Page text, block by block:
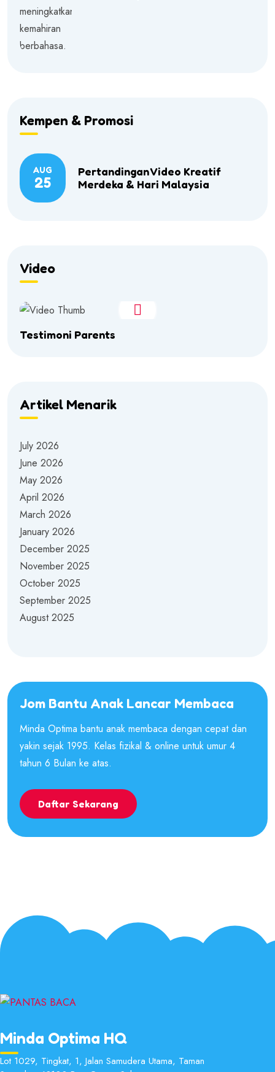
Kempen & Promosi
AUG
25
Pertandingan Video Kreatif
Merdeka & Hari Malaysia
Video
Testimoni Parents
Artikel Menarik
July 2026
June 2026
May 2026
April 2026
March 2026
January 2026
December 2025
November 2025
October 2025
September 2025
August 2025
Jom Bantu Anak Lancar Membaca
Minda Optima bantu anak membaca dengan cepat dan
yakin sejak 1995. Kelas fizikal & online untuk umur 4
tahun 6 Bulan ke atas.
Daftar Sekarang
Minda Optima HQ
Lot 1029, Tingkat, 1, Jalan Samudera Utama, Taman